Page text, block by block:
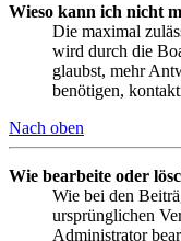
Wieso kann ich nicht
Die maximal
wird durch die
glaubst, mehr
benötigen,
Nach oben
Wie bearbeite oder
Wie bei den
ursprünglichen
Administrator